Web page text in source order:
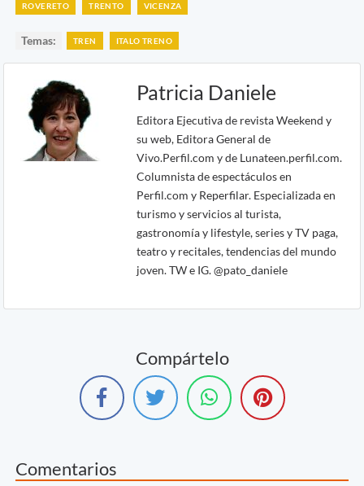
ROVERETO TRENTO VICENZA
Temas: TREN ITALO TRENO
Patricia Daniele
Editora Ejecutiva de revista Weekend y
su web, Editora General de
Vivo.Perfil.com y de Lunateen.perfil.com.
Columnista de espectáculos en
Perfil.com y Reperfilar. Especializada en
turismo y servicios al turista,
gastronomía y lifestyle, series y TV paga,
teatro y recitales, tendencias del mundo
joven. TW e IG. @pato_daniele
Compártelo
Comentarios